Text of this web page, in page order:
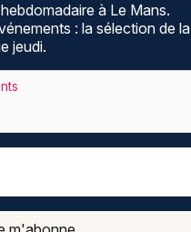
à Le Mans.
: la sélection de la
jeudi.